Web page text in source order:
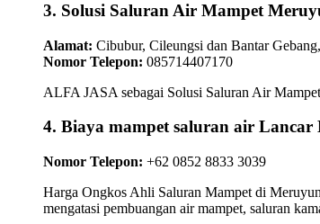
3. Solusi Saluran Air Mampet
Alamat: Cibubur, Cileungsi dan Bantar
Nomor Telepon: 085714407170
ALFA JASA sebagai Solusi Saluran Air
4. Biaya mampet saluran air Lancar
Nomor Telepon: +62 0852 8833 3039
Harga Ongkos Ahli Saluran Mampet di
mengatasi pembuangan air mampet, saluran